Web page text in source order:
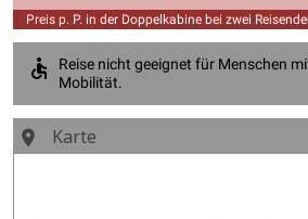
Preis p. P. in der Doppelkabine bei zwei
Reise nicht geeignet für Menschen
Mobilität.
Karte